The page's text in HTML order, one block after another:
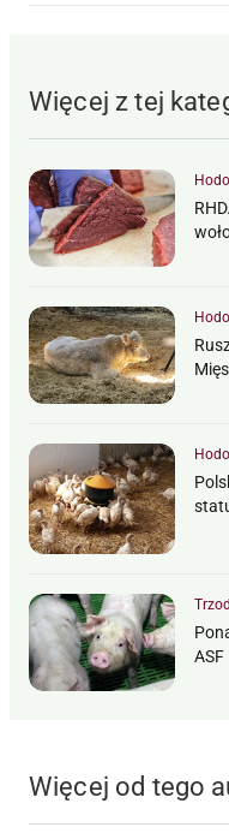
Więcej z tej
ASF
Więcej od tego